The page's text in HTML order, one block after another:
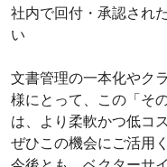
社内で回付・承認され
い
文書管理の一本化やク
様にとって、この「そ
は、より柔軟かつ低コ
ぜひこの機会にご活用